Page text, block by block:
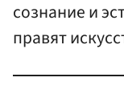
сознание и
правят